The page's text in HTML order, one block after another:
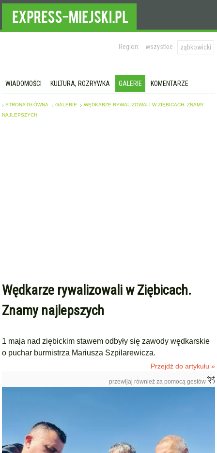
Region: wszystkie ząbkowicki
WIADOMOŚCI KULTURA, ROZRYWKA GALERIE KOMENTARZE
STRONA GŁÓWNA GALERIE
WĘDKARZE RYWALIZOWALI W ZIĘBICACH. ZNAMY
NAJLEPSZYCH
Wędkarze rywalizowali w Ziębicach.
Znamy najlepszych
1 maja nad ziębickim stawem odbyły się zawody wędkarskie
o puchar burmistrza Mariusza Szpilarewicza.
Przejdź do artykułu »
przewijaj również za pomocą gestów